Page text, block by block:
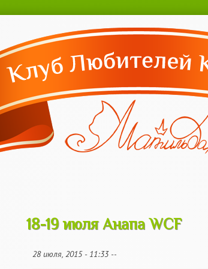
основному
18-19 июля Анапа WCF
18-19 июля Анапа WCF
28 июля, 2015 - 11:33--
motya